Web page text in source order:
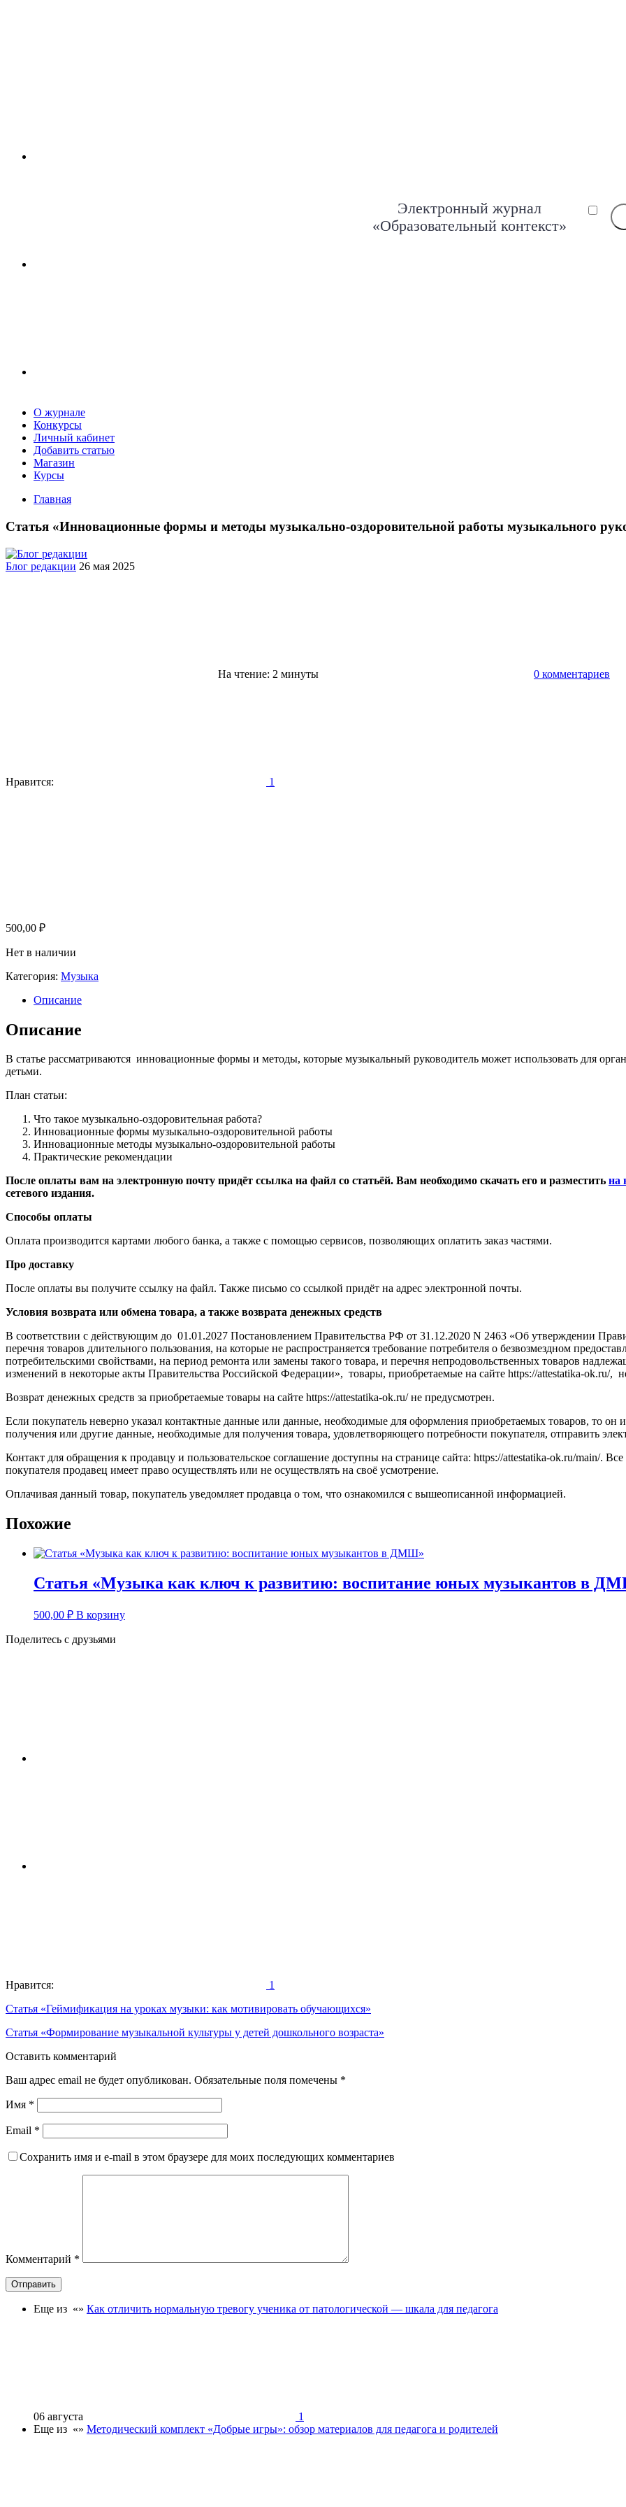
Электронный журнал
«Образовательный контекст»
О журнале
Конкурсы
Личный кабинет
Добавить статью
Магазин
Курсы
Главная
Статья «Инновационные формы и методы музыкально-оздоровительной работы музыкального
Блог редакции 26 мая 2025
На чтение: 2 минуты 0 комментариев
Нравится: 1
500,00 ₽
Нет в наличии
Категория: Музыка
Описание
Описание
В статье рассматриваются инновационные формы и методы, которые музыкальный руководитель может использовать для
детьми.
План статьи:
Что такое музыкально-оздоровительная работа?
Инновационные формы музыкально-оздоровительной работы
Инновационные методы музыкально-оздоровительной работы
Практические рекомендации
После оплаты вам на электронную почту придёт ссылка на файл со статьёй. Вам необходимо скачать его и разместить на
сетевого издания.
Способы оплаты
Оплата производится картами любого банка, а также с помощью сервисов, позволяющих оплатить заказ частями.
Про доставку
После оплаты вы получите ссылку на файл. Также письмо со ссылкой придёт на адрес электронной почты.
Условия возврата или обмена товара, а также возврата денежных средств
В соответствии с действующим до 01.01.2027 Постановлением Правительства РФ от 31.12.2020 N 2463 «Об утверждении
перечня товаров длительного пользования, на которые не распространяется требование потребителя о безвозмездном
потребительскими свойствами, на период ремонта или замены такого товара, и перечня непродовольственных товаров
изменений в некоторые акты Правительства Российской Федерации», товары, приобретаемые на сайте https://attestatika-ok.ru/,
Возврат денежных средств за приобретаемые товары на сайте https://attestatika-ok.ru/ не предусмотрен.
Если покупатель неверно указал контактные данные или данные, необходимые для оформления приобретаемых товаров, то он
получения или другие данные, необходимые для получения товара, удовлетворяющего потребности покупателя, отправить
Контакт для обращения к продавцу и пользовательское соглашение доступны на странице сайта: https://attestatika-ok.ru/main/.
покупателя продавец имеет право осуществлять или не осуществлять на своё усмотрение.
Оплачивая данный товар, покупатель уведомляет продавца о том, что ознакомился с вышеописанной информацией.
Похожие
Статья «Музыка как ключ к развитию: воспитание юных музыкантов в
500,00 ₽ В корзину
Поделитесь с друзьями
Нравится: 1
Навигация
по
записям
Статья «Геймификация на уроках музыки: как мотивировать обучающихся»
Статья «Формирование музыкальной культуры у детей дошкольного возраста»
Оставить комментарий
Ваш адрес email не будет опубликован. Обязательные поля помечены *
Имя *
Email *
Сохранить имя и e-mail в этом браузере для моих последующих комментариев
Комментарий *
Отправить
Еще из «» Как отличить нормальную тревогу ученика от патологической — шкала для педагога
06 августа
1
Еще из «» Методический комплект «Добрые игры»: обзор материалов для педагога и родителей